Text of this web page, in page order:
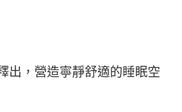
出，營造寧靜舒適的睡眠空